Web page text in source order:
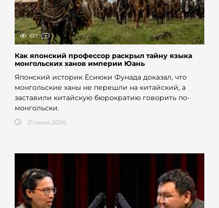
617 1
Как японский профессор раскрыл тайну языка
монгольских ханов империи Юань
Японский историк Ёсиюки Фунада доказал, что
монгольские ханы не перешли на китайский, а
заставили китайскую бюрократию говорить по-
монгольски.
21 июня 2026